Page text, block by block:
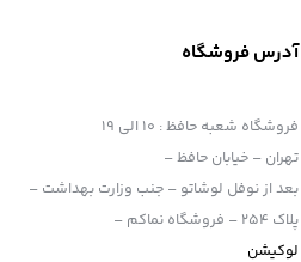
آدرس فروشگاه
فروشگاه شعبه حافظ: 10 الی 19
تهران – خیابان حافظ –
بعد از نوفل لوشاتو – جنب وزارت بهداشت –
پلاک 254 – فروشگاه نماکم –
لوکیشن